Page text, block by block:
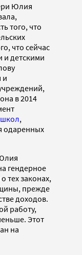
Юлия
того, что
что сейчас
и детскими
и
в 2014
,
одаренных
гендерное
тех законах,
прежде
доходов.
работу,
Этот
на